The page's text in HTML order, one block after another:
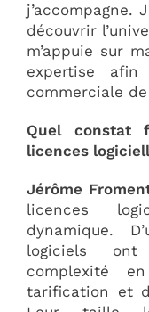
j’accompagne.
découvrir
m’appuie sur
expertise
commerciale de
Quel constat
licences
Jérôme
licences
dynamique.
logiciels ont
complexité
tarification et